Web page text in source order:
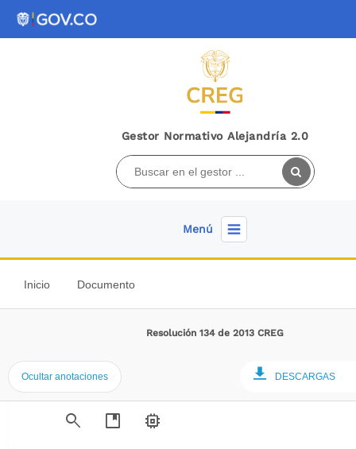
Gestor Normativo Alejandría 2.0
Menú
Inicio Documento
Resolución 134 de 2013 CREG
Ocultar anotaciones DESCARGAS
search developer_guide memory